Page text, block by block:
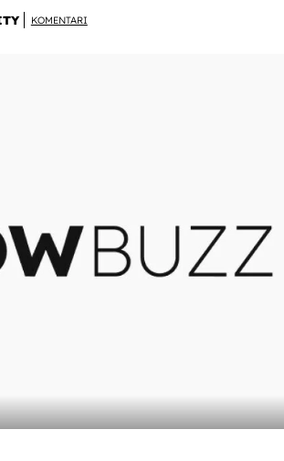
KOMENTARI